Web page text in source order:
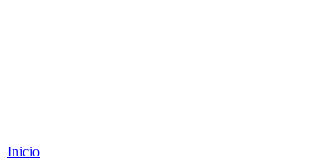
Inicio